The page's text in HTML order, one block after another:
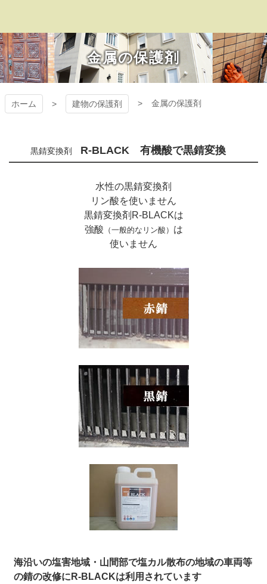
ン
ツ
本
文
へ
プラザ・オブ・レ
ガシー
金属の保護剤
ホーム 建物の保護剤 金属の保護剤
黒錆変換剤 R-BLACK 有機酸で黒錆変換
水性の黒錆変換剤
リン酸を使いません
黒錆変換剤R-BLACKは
強酸 （一般的なリン酸） は
使いません
海沿いの塩害地域・山間部で塩カル散布の地域の車両等
の錆の改修にR-BLACKは利用されています